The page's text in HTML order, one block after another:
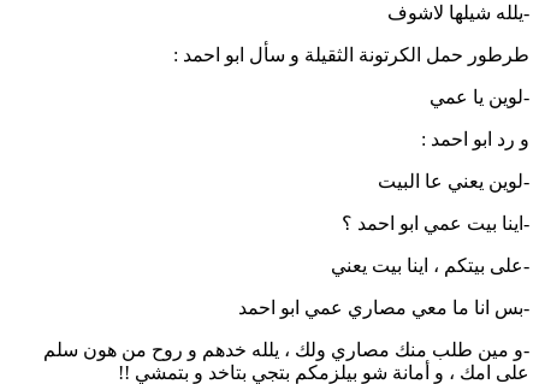
-يلله شيلها لاشوف
طرطور حمل الكرتونة الثقيلة و سأل ابو احمد :
-لوين يا عمي
و رد ابو احمد :
-لوين يعني عا البيت
-اينا بيت عمي ابو احمد ؟
-على بيتكم ، اينا بيت يعني
-بس انا ما معي مصاري عمي ابو احمد
-و مين طلب منك مصاري ولك ، يلله خدهم و روح من هون سلم
على امك ، و أمانة شو بيلزمكم بتجي بتاخد و بتمشي !!